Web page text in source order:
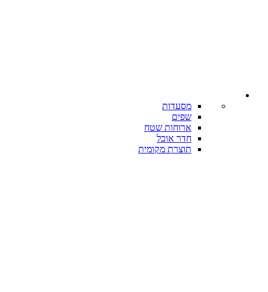
מסעדות
שפים
ארוחות שטח
חדר אוכל
תוצרת מקומית